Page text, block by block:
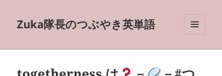
Zuka隊長のつぶやき英単語
ーとウ